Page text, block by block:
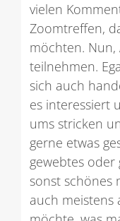
vielen
Zoomtreffen,
möchten. Nun,
teilnehmen.
sich auch
es interessiert
ums stricken
gerne etwas
gewebtes oder
sonst schönes
auch meistens